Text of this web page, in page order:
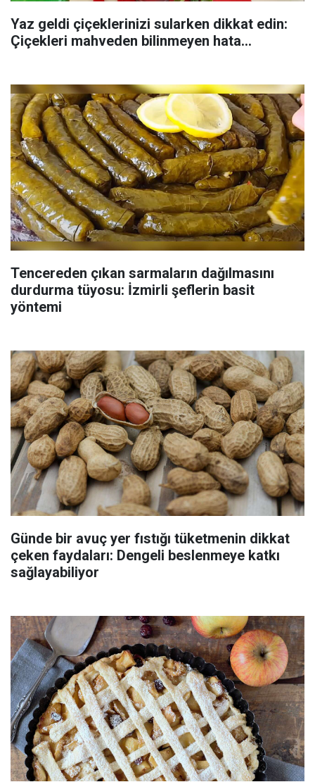
Yaz geldi çiçeklerinizi sularken dikkat edin:
Çiçekleri mahveden bilinmeyen hata...
Tencereden çıkan sarmaların dağılmasını
durdurma tüyosu: İzmirli şeflerin basit
yöntemi
Günde bir avuç yer fıstığı tüketmenin dikkat
çeken faydaları: Dengeli beslenmeye katkı
sağlayabiliyor